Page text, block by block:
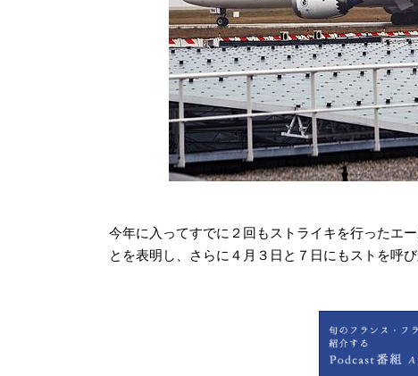
今年に入ってすでに２回もストライキを行ったエ
とを表明し、さらに４月３日と７日にもストを呼び